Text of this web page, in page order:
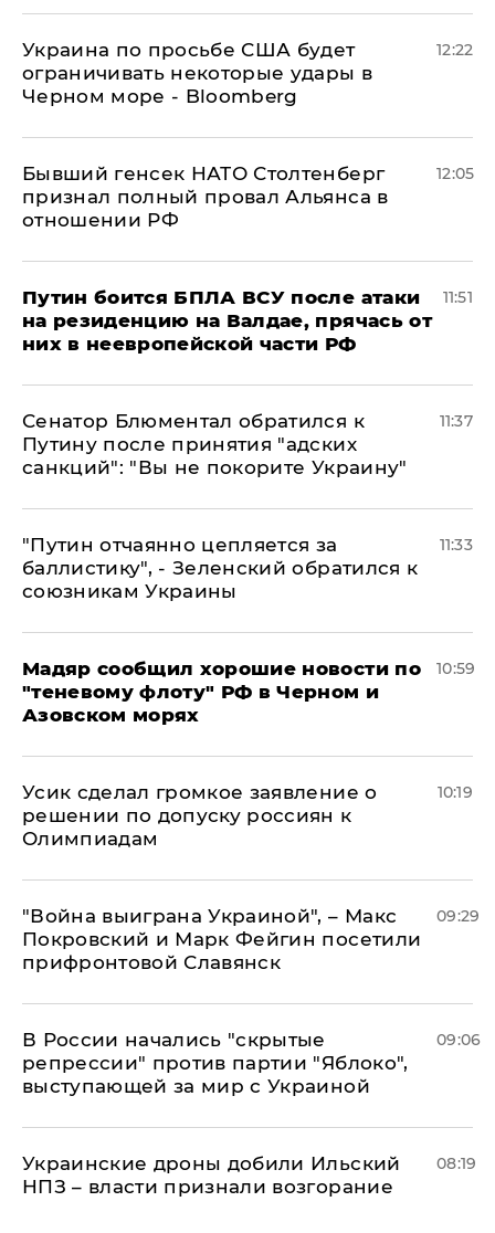
Украина по просьбе США будет
ограничивать некоторые удары в
Черном море - Bloomberg
12:22
Бывший генсек НАТО Столтенберг
признал полный провал Альянса в
отношении РФ
12:05
Путин боится БПЛА ВСУ после атаки
на резиденцию на Валдае, прячась от
них в неевропейской части РФ
11:51
Сенатор Блюментал обратился к
Путину после принятия "адских
санкций": "Вы не покорите Украину"
11:37
"Путин отчаянно цепляется за
баллистику", - Зеленский обратился к
союзникам Украины
11:33
Мадяр сообщил хорошие новости по
"теневому флоту" РФ в Черном и
Азовском морях
10:59
Усик сделал громкое заявление о
решении по допуску россиян к
Олимпиадам
10:19
"Война выиграна Украиной", – Макс
Покровский и Марк Фейгин посетили
прифронтовой Славянск
09:29
В России начались "скрытые
репрессии" против партии "Яблоко",
выступающей за мир с Украиной
09:06
Украинские дроны добили Ильский
НПЗ – власти признали возгорание
08:19